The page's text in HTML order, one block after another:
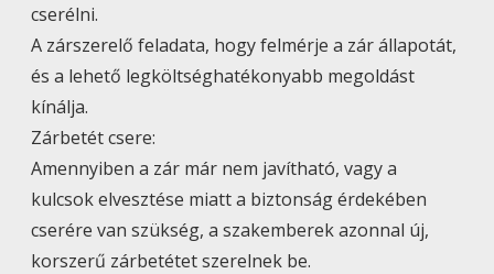
cserélni.
A zárszerelő feladata, hogy felmérje a zár állapotát,
és a lehető legköltséghatékonyabb megoldást
kínálja.
Zárbetét csere:
Amennyiben a zár már nem javítható, vagy a
kulcsok elvesztése miatt a biztonság érdekében
cserére van szükség, a szakemberek azonnal új,
korszerű zárbetétet szerelnek be.